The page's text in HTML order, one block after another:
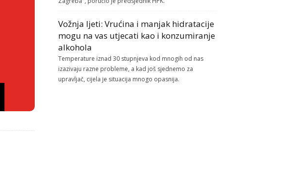
Vožnja ljeti: Vrućina i manjak hidratacije
mogu na vas utjecati kao i konzumiranje
alkohola
Temperature iznad 30 stupnjeva kod mnogih od nas
izazivaju razne probleme, a kad još sjednemo za
upravljač, cijela je situacija mnogo opasnija.